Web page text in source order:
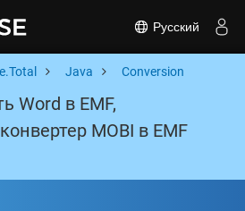
Русский
Java Conversion
Word в EMF,
MOBI в EMF